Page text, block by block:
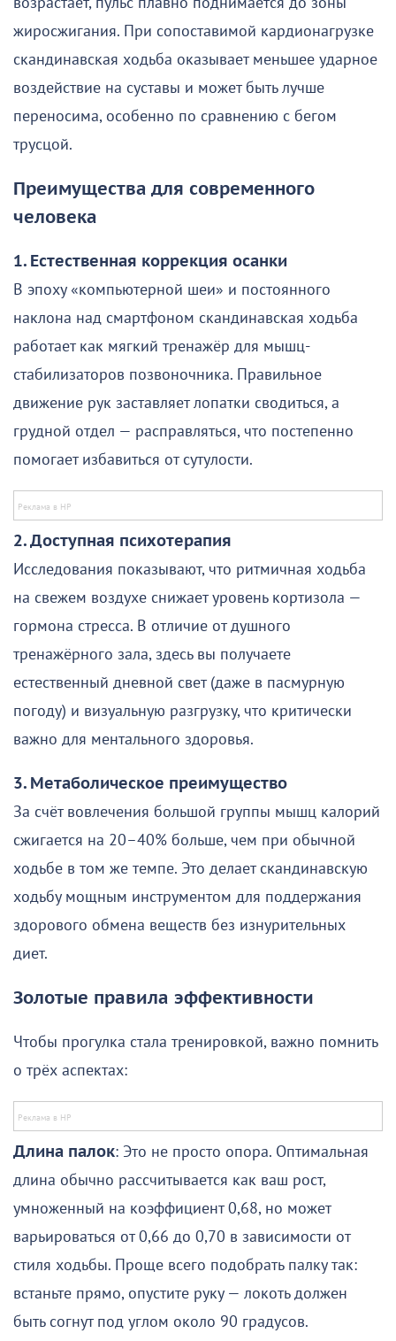
жиросжигания. При сопоставимой кардионагрузке
скандинавская ходьба оказывает меньшее ударное
воздействие на суставы и может быть лучше
переносима, особенно по сравнению с бегом
трусцой.
Преимущества для современного
человека
1. Естественная коррекция осанки
В эпоху «компьютерной шеи» и постоянного
наклона над смартфоном скандинавская ходьба
работает как мягкий тренажёр для мышц-
стабилизаторов позвоночника. Правильное
движение рук заставляет лопатки сводиться, а
грудной отдел — расправляться, что постепенно
помогает избавиться от сутулости.
2. Доступная психотерапия
Исследования показывают, что ритмичная ходьба
на свежем воздухе снижает уровень кортизола —
гормона стресса. В отличие от душного
тренажёрного зала, здесь вы получаете
естественный дневной свет (даже в пасмурную
погоду) и визуальную разгрузку, что критически
важно для ментального здоровья.
3. Метаболическое преимущество
За счёт вовлечения большой группы мышц калорий
сжигается на 20–40% больше, чем при обычной
ходьбе в том же темпе. Это делает скандинавскую
ходьбу мощным инструментом для поддержания
здорового обмена веществ без изнурительных
диет.
Золотые правила эффективности
Чтобы прогулка стала тренировкой, важно помнить
о трёх аспектах:
Длина палок: Это не просто опора. Оптимальная
длина обычно рассчитывается как ваш рост,
умноженный на коэффициент 0,68, но может
варьироваться от 0,66 до 0,70 в зависимости от
стиля ходьбы. Проще всего подобрать палку так:
встаньте прямо, опустите руку — локоть должен
быть согнут под углом около 90 градусов.